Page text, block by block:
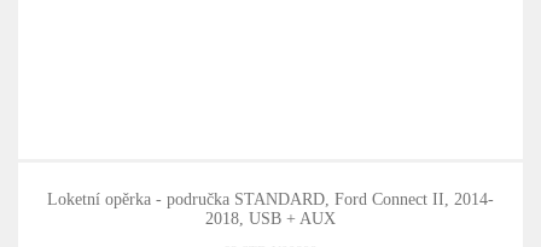
Loketní opěrka - područka STANDARD, Ford Connect II, 2014-
2018, USB + AUX